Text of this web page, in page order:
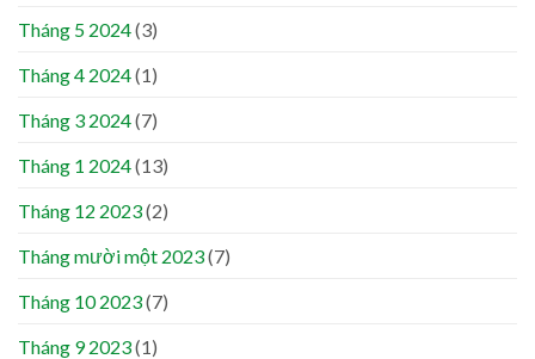
Tháng 5 2024(3)
Tháng 4 2024(1)
Tháng 3 2024(7)
Tháng 1 2024(13)
Tháng 12 2023(2)
Tháng mười một 2023(7)
Tháng 10 2023(7)
Tháng 9 2023(1)